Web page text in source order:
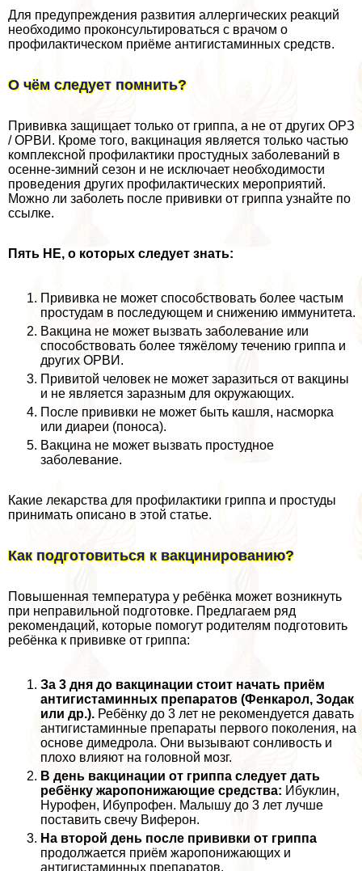
Для предупреждения развития аллергических реакций
необходимо проконсультироваться с врачом о
профилактическом приёме антигистаминных средств.
О чём следует помнить?
Прививка защищает только от гриппа, а не от других ОРЗ
/ ОРВИ. Кроме того, вакцинация является только частью
комплексной профилактики простудных заболеваний в
осенне-зимний сезон и не исключает необходимости
проведения других профилактических мероприятий.
Можно ли заболеть после прививки от гриппа узнайте по
ссылке.
Пять НЕ, о которых следует знать:
Прививка не может способствовать более частым
простудам в последующем и снижению иммунитета.
Вакцина не может вызвать заболевание или
способствовать более тяжёлому течению гриппа и
других ОРВИ.
Привитой человек не может заразиться от вакцины
и не является заразным для окружающих.
После прививки не может быть кашля, насморка
или диареи (поноса).
Вакцина не может вызвать простудное
заболевание.
Какие лекарства для профилактики гриппа и простуды
принимать описано в этой статье.
Как подготовиться к вакцинированию?
Повышенная температура у ребёнка может возникнуть
при неправильной подготовке. Предлагаем ряд
рекомендаций, которые помогут родителям подготовить
ребёнка к прививке от гриппа:
За 3 дня до вакцинации стоит начать приём
антигистаминных препаратов (Фенкарол, Зодак
или др.). Ребёнку до 3 лет не рекомендуется давать
антигистаминные препараты первого поколения, на
основе димедрола. Они вызывают сонливость и
плохо влияют на головной мозг.
В день вакцинации от гриппа следует дать
ребёнку жаропонижающие средства: Ибуклин,
Нурофен, Ибупрофен. Малышу до 3 лет лучше
поставить свечу Виферон.
На второй день после прививки от гриппа
продолжается приём жаропонижающих и
антигистаминных препаратов.